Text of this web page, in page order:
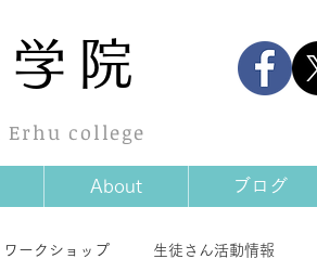
院
college
About ブログ
ワークショップ 生徒さん活動情報